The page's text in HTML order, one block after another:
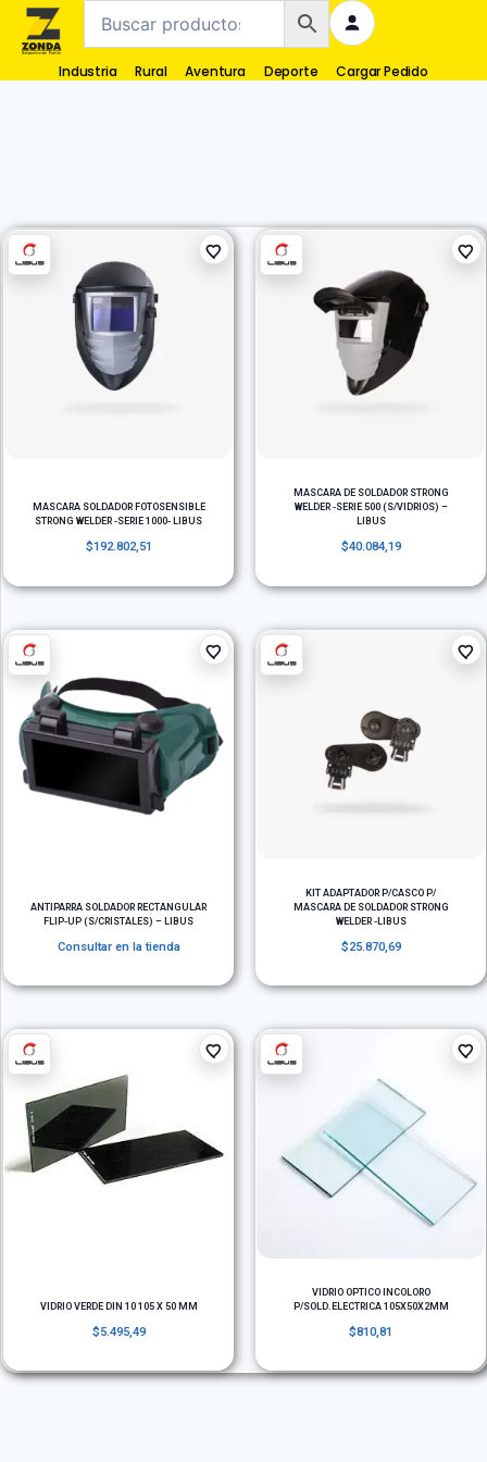
Industria Rural Aventura Deporte Cargar Pedido
MASCARA SOLDADOR FOTOSENSIBLE
STRONG WELDER -SERIE 1000- LIBUS
$192.802,51
MASCARA DE SOLDADOR STRONG
WELDER -SERIE 500 (S/VIDRIOS) –
LIBUS
$40.084,19
ANTIPARRA SOLDADOR RECTANGULAR
FLIP-UP (S/CRISTALES) – LIBUS
Consultar en la tienda
KIT ADAPTADOR P/CASCO P/
MASCARA DE SOLDADOR STRONG
WELDER -LIBUS
$25.870,69
VIDRIO VERDE DIN 10 105 X 50 MM
$5.495,49
VIDRIO OPTICO INCOLORO
P/SOLD.ELECTRICA 105X50X2MM
$810,81